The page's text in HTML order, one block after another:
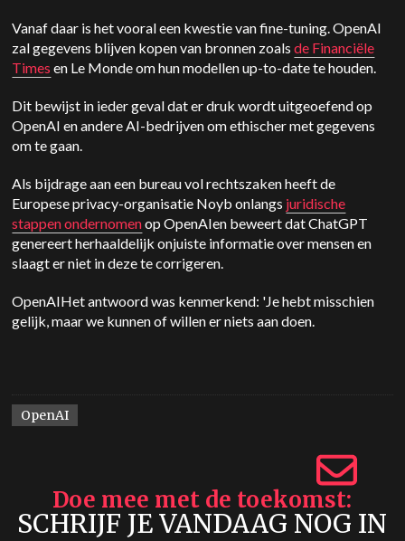
Vanaf daar is het vooral een kwestie van fine-tuning.OpenAI
zal gegevens blijven kopen van bronnen zoalsde Financiële
Times en Le Monde om hun modellen up-to-date te houden.
Dit bewijst in ieder geval dat er druk wordt uitgeoefend op
OpenAI en andere AI-bedrijven om ethischer met gegevens
om te gaan.
Als bijdrage aan een bureau vol rechtszaken heeft de
Europese privacy-organisatie Noyb onlangs juridische
stappen ondernomenopOpenAIen beweert datChatGPT
genereert herhaaldelijk onjuiste informatie over mensen en
slaagt er niet in deze te corrigeren.
OpenAIHet antwoord was kenmerkend: 'Je hebt misschien
gelijk, maar we kunnen of willen er niets aan doen.
OpenAI
Doe mee met de toekomst
SCHRIJF JE VANDAAG NOG IN